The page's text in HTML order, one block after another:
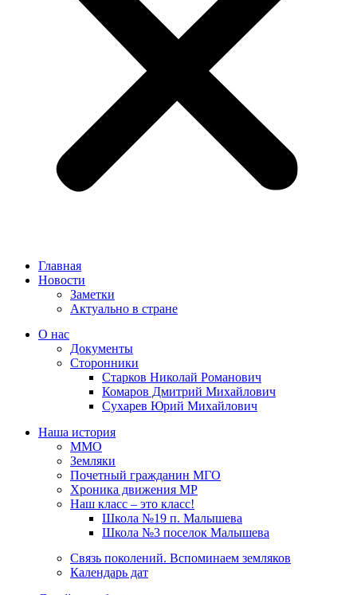
Главная
Новости
Заметки
Актуально в стране
О нас
Документы
Сторонники
Старков Николай Романович
Комаров Дмитрий Михайлович
Сухарев Юрий Михайлович
Наша история
ММО
Земляки
Почетный гражданин МГО
Хроника движения МР
Наш класс – это класс!
Школа №19 п. Малышева
Школа №3 поселок Малышева
Связь поколений. Вспоминаем земляков
Календарь дат